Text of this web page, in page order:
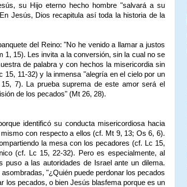
su Hijo eterno hecho hombre "salvará a su
Jesús, Dios recapitula así toda la historia de la
del Reino: "No he venido a llamar a justos
1, 15). Les invita a la conversión, sin la cual no se
de palabra y con hechos la misericordia sin
15, 11-32) y la inmensa "alegría en el cielo por un
7). La prueba suprema de este amor será el
de los pecados" (Mt 26, 28).
identificó su conducta misericordiosa hacia
con respecto a ellos (cf. Mt 9, 13; Os 6, 6).
la mesa con los pecadores (cf. Lc 15,
(cf. Lc 15, 22-32). Pero es especialmente, al
puso a las autoridades de Israel ante un dilema.
"¿Quién puede perdonar los pecados
los pecados, o bien Jesús blasfema porque es un